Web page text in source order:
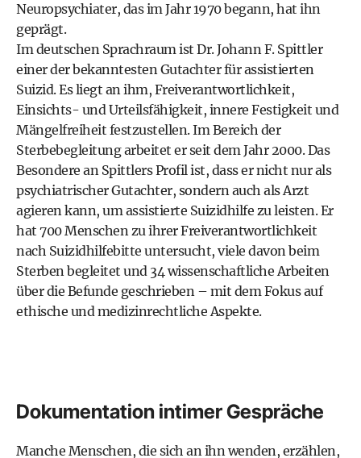
Neuropsychiater, das im Jahr 1970 begann, hat ihn
geprägt.
Im deutschen Sprachraum ist Dr. Johann F. Spittler
einer der bekanntesten Gutachter für assistierten
Suizid. Es liegt an ihm, Freiverantwortlichkeit,
Einsichts- und Urteilsfähigkeit, innere Festigkeit und
Mängelfreiheit festzustellen. Im Bereich der
Sterbebegleitung arbeitet er seit dem Jahr 2000. Das
Besondere an Spittlers Profil ist, dass er nicht nur als
psychiatrischer Gutachter, sondern auch als Arzt
agieren kann, um assistierte Suizidhilfe zu leisten. Er
hat 700 Menschen zu ihrer Freiverantwortlichkeit
nach Suizidhilfebitte untersucht, viele davon beim
Sterben begleitet und 34 wissenschaftliche Arbeiten
über die Befunde geschrieben – mit dem Fokus auf
ethische und medizinrechtliche Aspekte.
Dokumentation intimer Gespräche
Manche Menschen, die sich an ihn wenden, erzählen,